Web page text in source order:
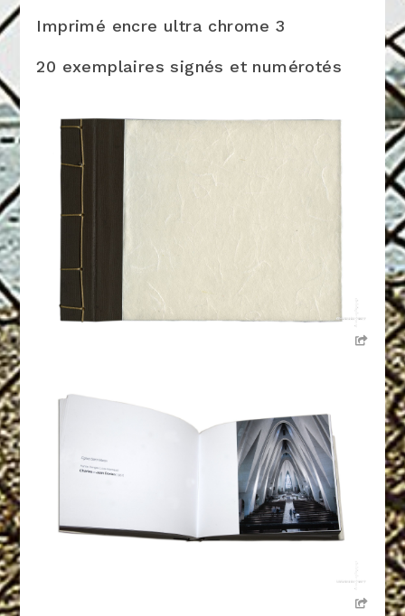
Imprimé encre ultra chrome 3
20 exemplaires signés et numérotés